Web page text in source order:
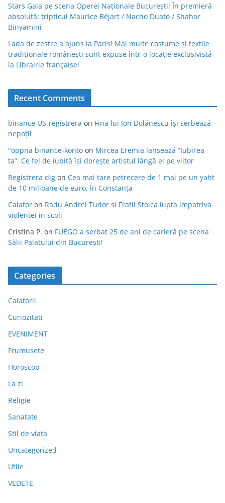
Stars Gala pe scena Operei Naționale București! În premieră
absolută: tripticul Maurice Béjart / Nacho Duato / Shahar
Binyamini
Lada de zestre a ajuns la Paris! Mai multe costume și textile
tradiționale românești sunt expuse într-o locație exclusivistă
la Librairie française!
Recent Comments
binance US-registrera on Fina lui Ion Dolănescu își serbează
nepoții
"oppna binance-konto on Mircea Eremia lansează “Iubirea
ta”. Ce fel de iubită își dorește artistul lângă el pe viitor
Registrera dig on Cea mai tare petrecere de 1 mai pe un yaht
de 10 milioane de euro, în Constanța
Calator on Radu Andrei Tudor si Fratii Stoica lupta impotriva
violentei in scoli
Cristina P. on FUEGO a serbat 25 de ani de carieră pe scena
Sălii Palatului din București!
Categories
Calatorii
Curiozitati
EVENIMENT
Frumusete
Horoscop
La zi
Religie
Sanatate
Stil de viata
Uncategorized
Utile
VEDETE